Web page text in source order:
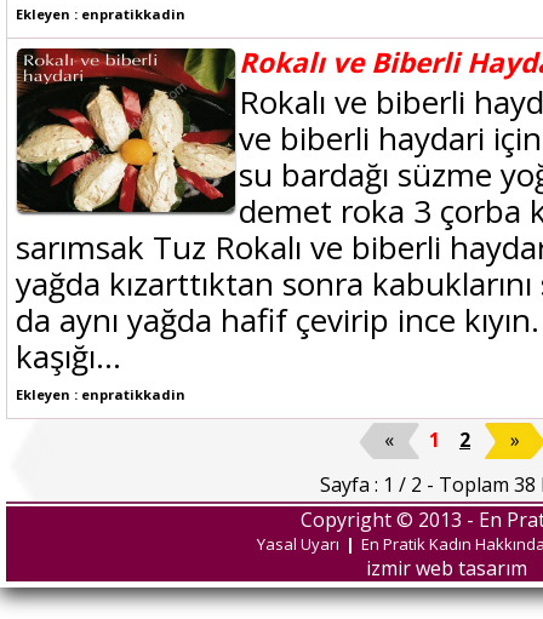
Ekleyen : enpratikkadin
Rokalı ve Biberli
Rokalı ve biberli
ve biberli haydari
su bardağı süzme
demet roka 3 çorba
sarımsak Tuz Rokalı ve biberli
yağda kızarttıktan sonra kabuklarını
da aynı yağda hafif çevirip ince
kaşığı...
Ekleyen : enpratikkadin
« 1 2
»
Sayfa : 1 / 2 - Toplam 38
Copyright © 2013 - En
Yasal Uyarı | En Pratik Kadın
izmir web tasarım